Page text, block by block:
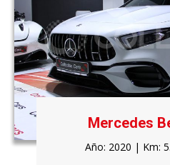
Mercedes
Año: 2020 | Km: